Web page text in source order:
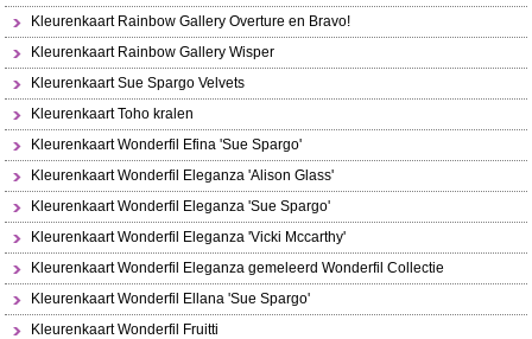
Kleurenkaart Rainbow Gallery Overture en Bravo!
Kleurenkaart Rainbow Gallery Wisper
Kleurenkaart Sue Spargo Velvets
Kleurenkaart Toho kralen
Kleurenkaart Wonderfil Efina 'Sue Spargo'
Kleurenkaart Wonderfil Eleganza 'Alison Glass'
Kleurenkaart Wonderfil Eleganza 'Sue Spargo'
Kleurenkaart Wonderfil Eleganza 'Vicki Mccarthy'
Kleurenkaart Wonderfil Eleganza gemeleerd Wonderfil Collectie
Kleurenkaart Wonderfil Ellana 'Sue Spargo'
Kleurenkaart Wonderfil Fruitti